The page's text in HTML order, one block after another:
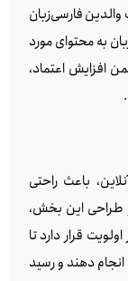
فارسی‌زبان
به محتوای مورد
افزایش اعتماد،
باعث راحتی
طراحی این بخش،
قرار دارد تا
انجام دهند و رسید